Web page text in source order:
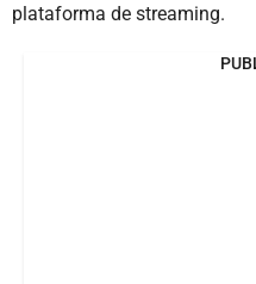
plataforma de streaming.